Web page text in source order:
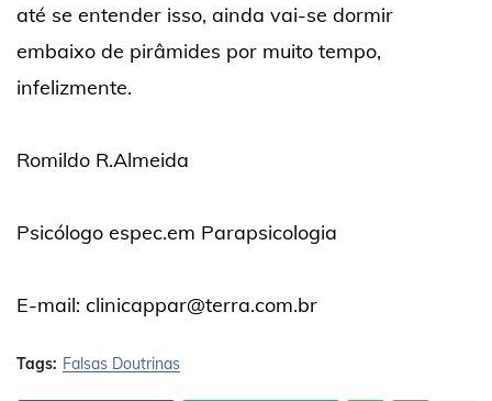
até se entender isso, ainda vai-se dormir
embaixo de pirâmides por muito tempo,
infelizmente.
Romildo R.Almeida
Psicólogo espec.em Parapsicologia
E-mail: clinicappar@terra.com.br
Tags: Falsas Doutrinas